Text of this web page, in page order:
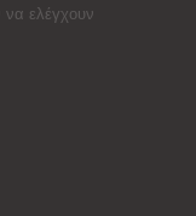
να ελέγχουν